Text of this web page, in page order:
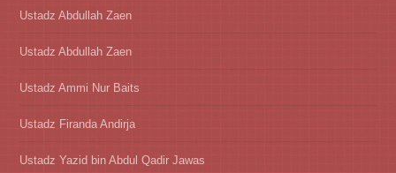
Ustadz Abdullah Zaen
Ustadz Abdullah Zaen
Ustadz Ammi Nur Baits
Ustadz Firanda Andirja
Ustadz Yazid bin Abdul Qadir Jawas